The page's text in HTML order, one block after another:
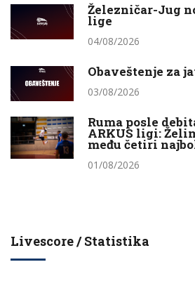
Železničar-Jug
lige
04/08/2026
Obaveštenje za
03/08/2026
Ruma posle
ARKUS ligi:
među četiri
01/08/2026
Livescore / Statistika